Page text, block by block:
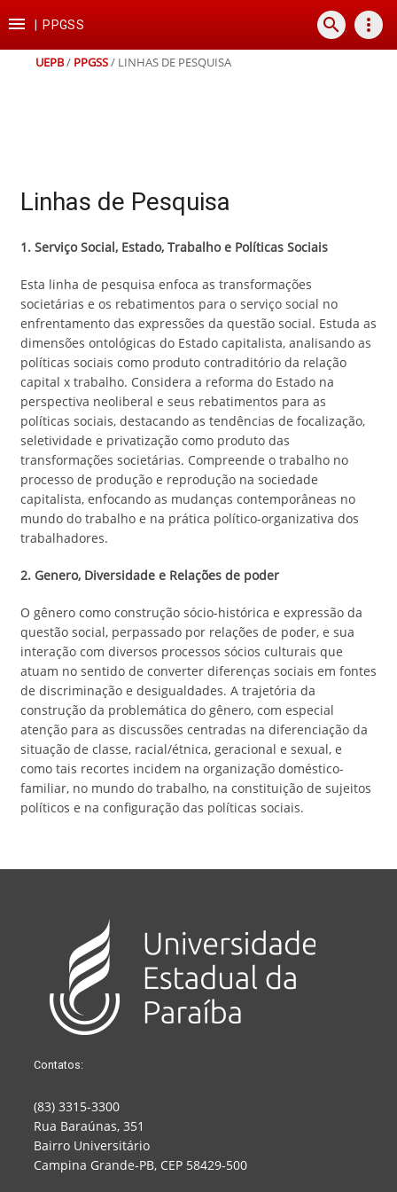
para
conteúdo
para
para
para
rodapé
 PPGSS search more_vert
UEPB/ PPGSS/ LINHAS DE PESQUISA
Linhas de Pesquisa
1. Serviço Social, Estado, Trabalho e Políticas Sociais
Esta linha de pesquisa enfoca as transformações
societárias e os rebatimentos para o serviço social no
enfrentamento das expressões da questão social. Estuda as
dimensões ontológicas do Estado capitalista, analisando as
políticas sociais como produto contraditório da relação
capital x trabalho. Considera a reforma do Estado na
perspectiva neoliberal e seus rebatimentos para as
políticas sociais, destacando as tendências de focalização,
seletividade e privatização como produto das
transformações societárias. Compreende o trabalho no
processo de produção e reprodução na sociedade
capitalista, enfocando as mudanças contemporâneas no
mundo do trabalho e na prática político-organizativa dos
trabalhadores.
2. Genero, Diversidade e Relações de poder
O gênero como construção sócio-histórica e expressão da
questão social, perpassado por relações de poder, e sua
interação com diversos processos sócios culturais que
atuam no sentido de converter diferenças sociais em fontes
de discriminação e desigualdades. A trajetória da
construção da problemática do gênero, com especial
atenção para as discussões centradas na diferenciação da
situação de classe, racial/étnica, geracional e sexual, e
como tais recortes incidem na organização doméstico-
familiar, no mundo do trabalho, na constituição de sujeitos
políticos e na configuração das políticas sociais.
Contatos:
(83) 3315-3300
Rua Baraúnas, 351
Bairro Universitário
Campina Grande-PB, CEP 58429-500